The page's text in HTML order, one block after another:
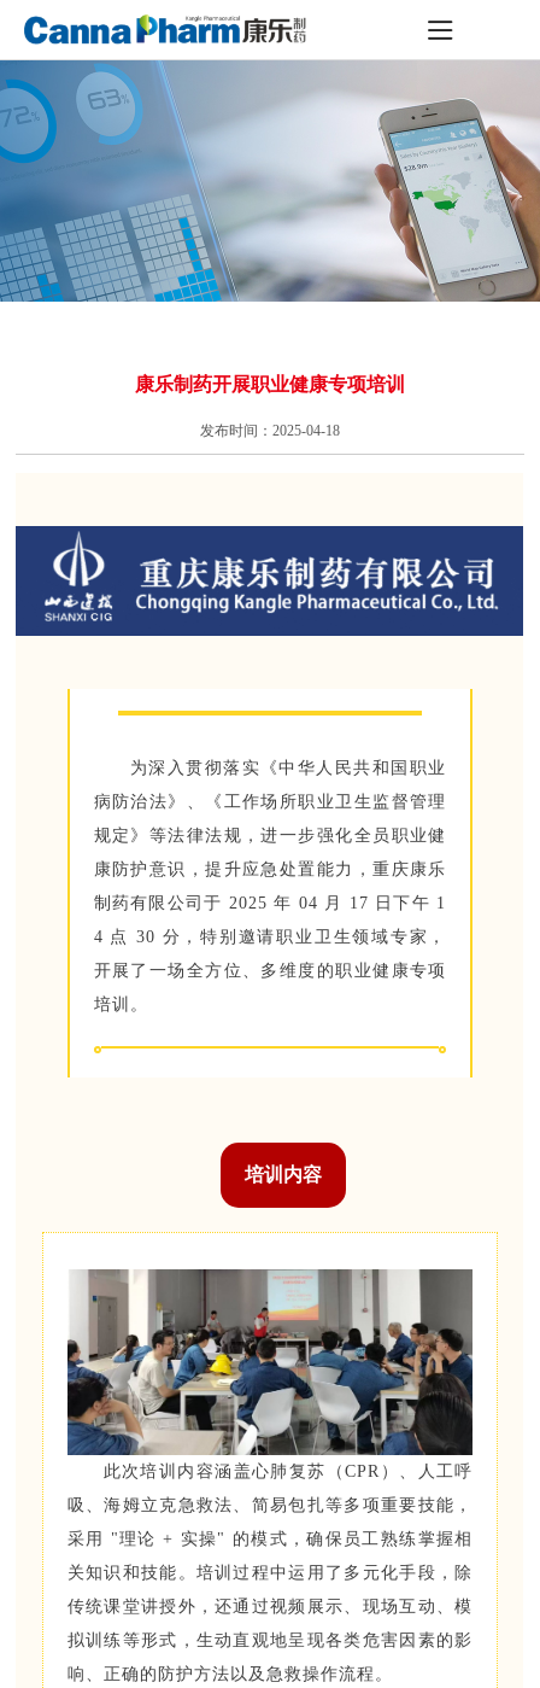
康乐制药开展职业健康专项培训
发布时间：2025-04-18
为深入贯彻落实《中华人民共和国职业
病防治法》、《工作场所职业卫生监督管理
规定》等法律法规，进一步强化全员职业健
康防护意识，提升应急处置能力，重庆康乐
制药有限公司于 2025 年 04 月 17 日下午 1
4 点 30 分，特别邀请职业卫生领域专家，
开展了一场全方位、多维度的职业健康专项
培训。
培训内容
此次培训内容涵盖心肺复苏（CPR）、人工呼
吸、海姆立克急救法、简易包扎等多项重要技能，
采用 "理论 + 实操" 的模式，确保员工熟练掌握相
关知识和技能。培训过程中运用了多元化手段，除
传统课堂讲授外，还通过视频展示、现场互动、模
拟训练等形式，生动直观地呈现各类危害因素的影
响、正确的防护方法以及急救操作流程。